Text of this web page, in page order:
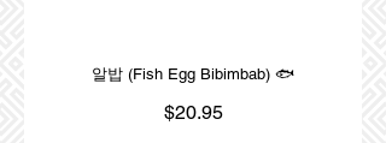
알밥 (Fish Egg Bibimbab) 🐟
$20.95